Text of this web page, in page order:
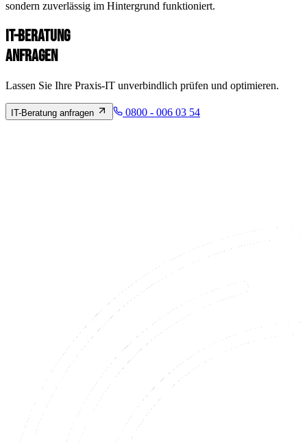
sondern zuverlässig im Hintergrund funktioniert.
IT-BERATUNG
ANFRAGEN
Lassen Sie Ihre Praxis-IT unverbindlich prüfen und optimieren.
IT-Beratung anfragen 0800 - 006 03 54